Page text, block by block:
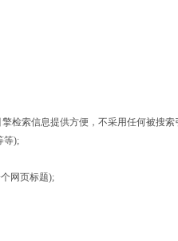
检索信息提供方便，不采用任何被搜索
等);
网页标题);